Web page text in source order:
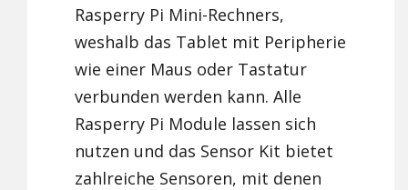
Rasperry Pi Mini-Rechners,
weshalb das Tablet mit Peripherie
wie einer Maus oder Tastatur
verbunden werden kann. Alle
Rasperry Pi Module lassen sich
nutzen und das Sensor Kit bietet
zahlreiche Sensoren, mit denen